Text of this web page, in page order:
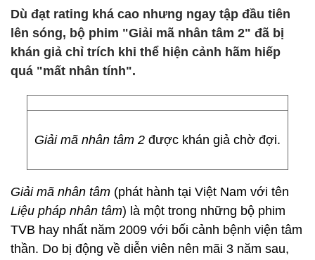
Dù đạt rating khá cao nhưng ngay tập đầu tiên
lên sóng, bộ phim "Giải mã nhân tâm 2" đã bị
khán giả chỉ trích khi thể hiện cảnh hãm hiếp
quá "mất nhân tính".
Giải mã nhân tâm 2 được khán giả chờ đợi.
Giải mã nhân tâm (phát hành tại Việt Nam với tên
Liệu pháp nhân tâm) là một trong những bộ phim
TVB hay nhất năm 2009 với bối cảnh bệnh viện tâm
thần. Do bị động về diễn viên nên mãi 3 năm sau,